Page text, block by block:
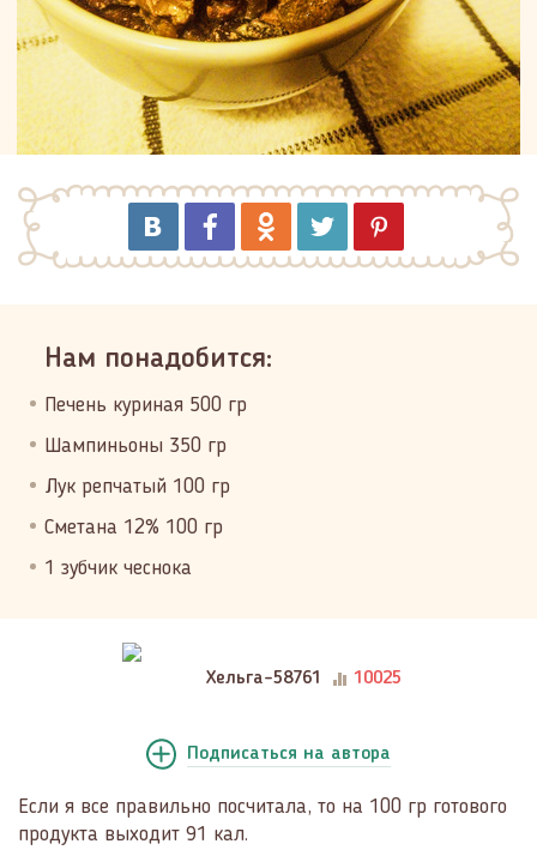
Нам понадобится:
Печень куриная 500 гр
Шампиньоны 350 гр
Лук репчатый 100 гр
Сметана 12% 100 гр
1 зубчик чеснока
Хельга-58761 10025
Подписаться на автора
Если я все правильно посчитала, то на 100 гр готового
продукта выходит 91 кал.